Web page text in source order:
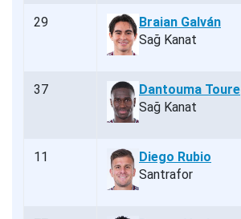
29
Braian Galván
Sağ Kanat
37
Dantouma Toure
Sağ Kanat
11
Diego Rubio
Santrafor